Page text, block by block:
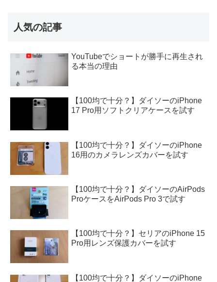
人気の記事
YouTubeでショートが勝手に再生され
る本当の理由
【100均で十分？】ダイソーのiPhone
17 Pro用ソフトクリアケースを試す
【100均で十分？】ダイソーのiPhone
16用のカメラレンズカバーを試す
【100均で十分？】ダイソーのAirPods
ProケースをAirPods Pro 3で試す
【100均で十分？】セリアのiPhone 15
Pro用レンズ保護カバーを試す
【100均で十分？】ダイソーのiPhone